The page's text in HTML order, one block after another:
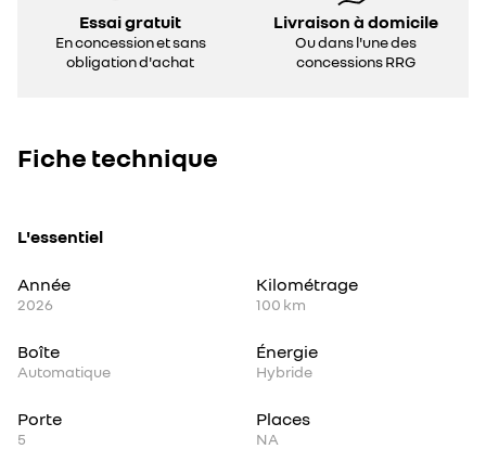
Essai gratuit
En concession et sans
obligation d'achat
Livraison à domicile
Ou dans l'une des
concessions RRG
Fiche technique
L'essentiel
Année
2026
Kilométrage
100 km
Boîte
Automatique
Énergie
Hybride
Porte
5
Places
NA